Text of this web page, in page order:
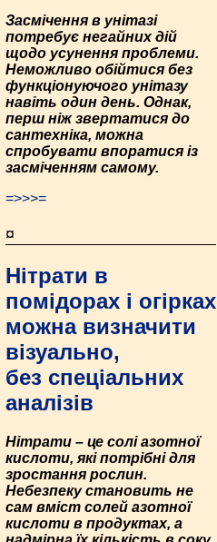
Засмічення в унітазі
потребує негайних дій
щодо усунення проблеми.
Неможливо обійтися без
функціонуючого унітазу
навіть один день. Однак,
перш ніж звертатися до
сантехніка, можна
спробувати впоратися із
засміченням самому.
=>>>=
¤
Нітрати в
помідорах і огірках
можна визначити
візуально,
без спеціальних
аналізів
Нітрати – це солі азотної
кислоти, які потрібні для
зростання рослин.
Небезпеку становить не
сам вміст солей азотної
кислоти в продуктах, а